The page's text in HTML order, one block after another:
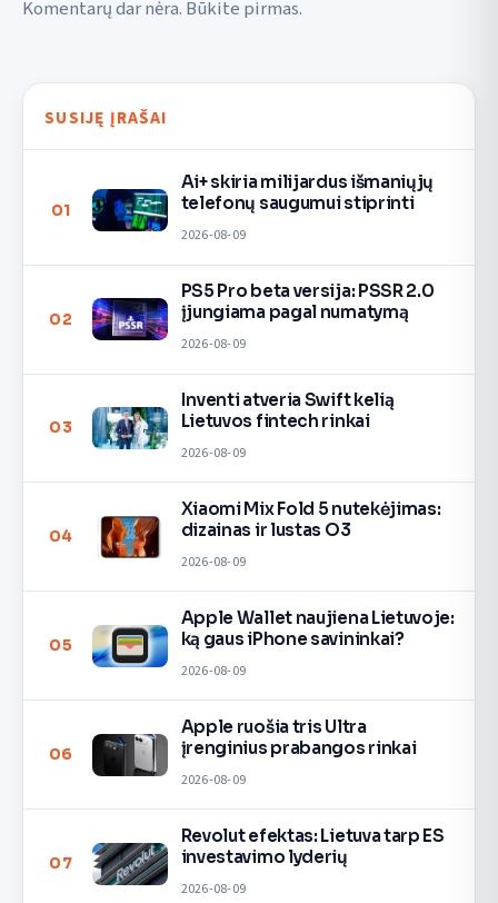
Komentarų dar nėra. Būkite pirmas.
SUSIJĘ ĮRAŠAI
01
Ai+ skiria milijardus išmaniųjų
telefonų saugumui stiprinti
2026-08-09
02
PS5 Pro beta versija: PSSR 2.0
įjungiama pagal numatymą
2026-08-09
03
Inventi atveria Swift kelią
Lietuvos fintech rinkai
2026-08-09
04
Xiaomi Mix Fold 5 nutekėjimas:
dizainas ir lustas O3
2026-08-09
05
Apple Wallet naujiena Lietuvoje:
ką gaus iPhone savininkai?
2026-08-09
06
Apple ruošia tris Ultra
įrenginius prabangos rinkai
2026-08-09
07
Revolut efektas: Lietuva tarp ES
investavimo lyderių
2026-08-09